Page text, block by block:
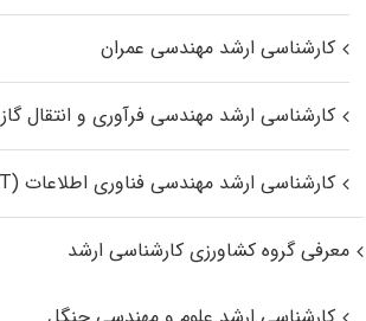
کارشناسی ارشد مهندسی عمران
کارشناسی ارشد مهندسی فرآوری و انتقال گاز
کارشناسی ارشد مهندسی فناوری اطلاعات (IT)
معرفی گروه کشاورزی کارشناسی ارشد